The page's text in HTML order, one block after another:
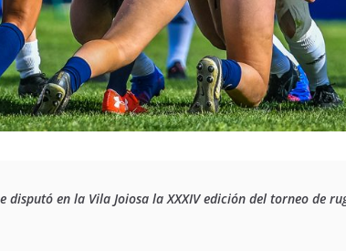
disputó en la Vila Joiosa la XXXIV edición del torneo de